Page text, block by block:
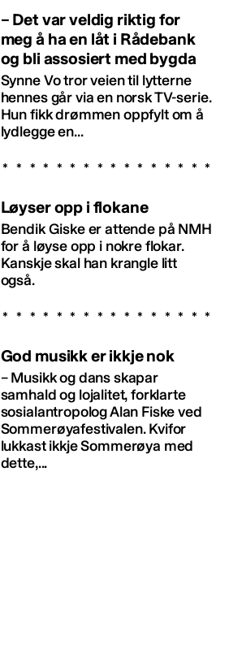
– Det var veldig riktig for
meg å ha en låt i Rådebank
og bli assosiert med bygda
Synne Vo tror veien til lytterne
hennes går via en norsk TV-serie.
Hun fikk drømmen oppfylt om å
lydlegge en...
Løyser opp i flokane
Bendik Giske er attende på NMH
for å løyse opp i nokre flokar.
Kanskje skal han krangle litt
også.
God musikk er ikkje nok
– Musikk og dans skapar
samhald og lojalitet, forklarte
sosialantropolog Alan Fiske ved
Sommerøyafestivalen. Kvifor
lukkast ikkje Sommerøya med
dette,...